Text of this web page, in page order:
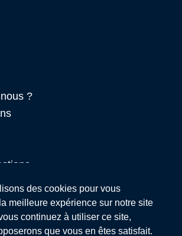
?
des cookies pour vous
meilleure expérience sur notre site
continuez à utiliser ce site,
que vous en êtes satisfait.